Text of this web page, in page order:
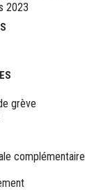
2023
grève
complémentaire